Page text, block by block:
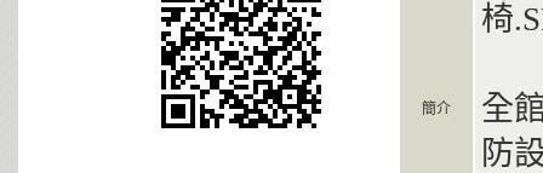
簡介
椅
全
防